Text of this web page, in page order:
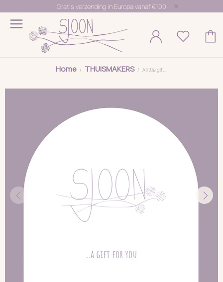
Gratis verzending in Europa vanaf €100
Home THUISMAKERS A little gift...